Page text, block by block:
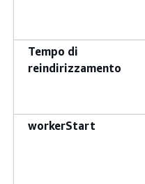
Tempo di
reindirizzamento
workerStart